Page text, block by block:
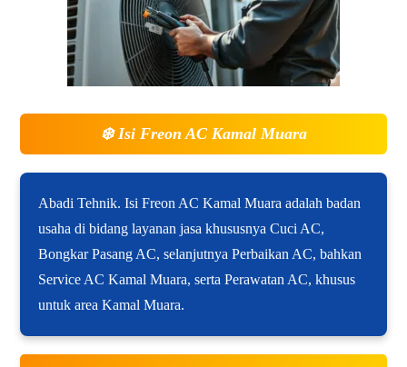
❄️Isi Freon AC Kamal Muara
Abadi Tehnik. Isi Freon AC Kamal Muara adalah badan
usaha di bidang layanan jasa khususnya Cuci AC,
Bongkar Pasang AC, selanjutnya Perbaikan AC, bahkan
Service AC Kamal Muara, serta Perawatan AC, khusus
untuk area Kamal Muara.